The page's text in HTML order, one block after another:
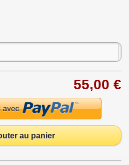
55,00 €
au panier